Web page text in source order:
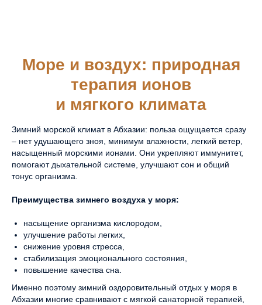
Море и воздух: природная
терапия ионов
и мягкого климата
Зимний морской климат в Абхазии: польза ощущается сразу
– нет удушающего зноя, минимум влажности, легкий ветер,
насыщенный морскими ионами. Они укрепляют иммунитет,
помогают дыхательной системе, улучшают сон и общий
тонус организма.
Преимущества зимнего воздуха у моря:
насыщение организма кислородом,
улучшение работы легких,
снижение уровня стресса,
стабилизация эмоционального состояния,
повышение качества сна.
Именно поэтому зимний оздоровительный отдых у моря в
Абхазии многие сравнивают с мягкой санаторной терапией,